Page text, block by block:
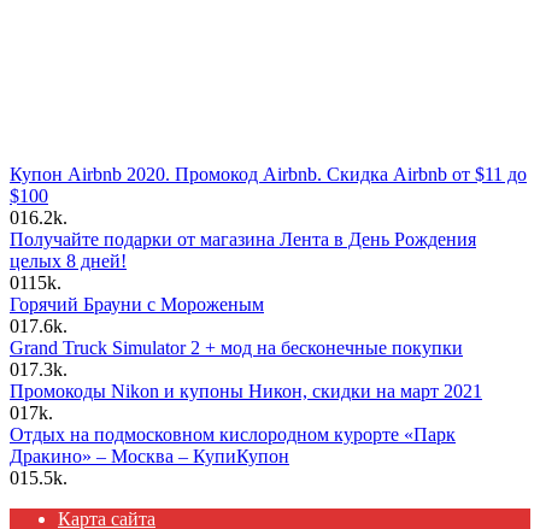
Купон Airbnb 2020. Промокод Airbnb. Скидка Airbnb от $11 до
$100
016.2k.
Получайте подарки от магазина Лента в День Рождения
целых 8 дней!
0115k.
Горячий Брауни с Мороженым
017.6k.
Grand Truck Simulator 2 + мод на бесконечные покупки
017.3k.
Промокоды Nikon и купоны Никон, скидки на март 2021
017k.
Отдых на подмосковном кислородном курорте «Парк
Дракино» – Москва – КупиКупон
015.5k.
Карта сайта